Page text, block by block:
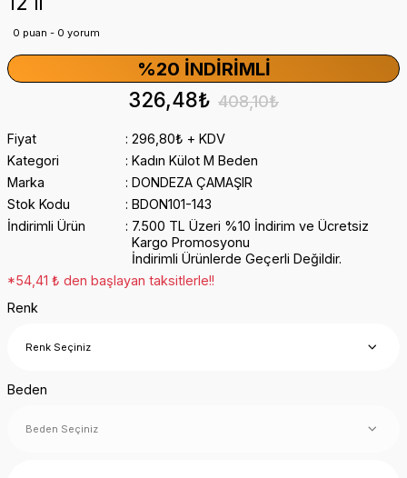
0 puan - 0 yorum
%20 İNDIRIMLI
326,48₺ 408,10₺
Fiyat
296,80₺ + KDV
Kategori
Kadın Külot M Beden
Marka
DONDEZA ÇAMAŞIR
Stok Kodu
BDON101-143
İndirimli Ürün
7.500 TL Üzeri %10 İndirim ve Ücretsiz
Kargo Promosyonu
İndirimli Ürünlerde Geçerli Değildir.
*54,41 ₺ den başlayan taksitlerle!!
Renk
Beden